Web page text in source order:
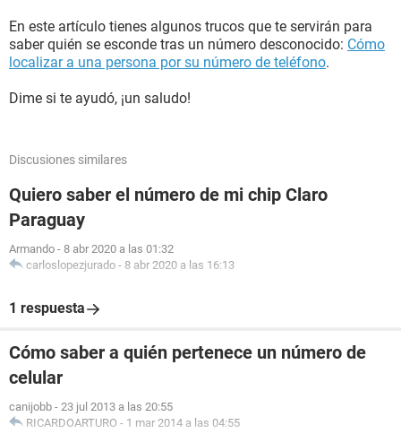
En este artículo tienes algunos trucos que te servirán para
saber quién se esconde tras un número desconocido: Cómo
localizar a una persona por su número de teléfono.
Dime si te ayudó, ¡un saludo!
Discusiones similares
Quiero saber el número de mi chip Claro
Paraguay
Armando - 8 abr 2020 a las 01:32
carloslopezjurado - 8 abr 2020 a las 16:13
1 respuesta
Cómo saber a quién pertenece un número de
celular
canijobb - 23 jul 2013 a las 20:55
RICARDOARTURO - 1 mar 2014 a las 04:55